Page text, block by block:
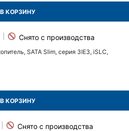
В КОРЗИНУ
SATA Slim, серия 3IE3, iSLC,
В КОРЗИНУ